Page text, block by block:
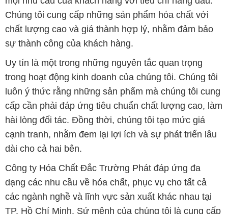
Chúng tôi cung cấp những sản phẩm hóa chất với
chất lượng cao và giá thành hợp lý, nhằm đảm bảo
sự thành công của khách hàng.
Uy tín là một trong những nguyên tắc quan trọng
trong hoạt động kinh doanh của chúng tôi. Chúng tôi
luôn ý thức rằng những sản phẩm mà chúng tôi cung
cấp cần phải đáp ứng tiêu chuẩn chất lượng cao, làm
hài lòng đối tác. Đồng thời, chúng tôi tạo mức giá
cạnh tranh, nhằm đem lại lợi ích và sự phát triển lâu
dài cho cả hai bên.
Công ty Hóa Chất Đắc Trường Phát đáp ứng đa
dạng các nhu cầu về hóa chất, phục vụ cho tất cả
các ngành nghề và lĩnh vực sản xuất khác nhau tại
TP. Hồ Chí Minh. Sứ mệnh của chúng tôi là cung cấp